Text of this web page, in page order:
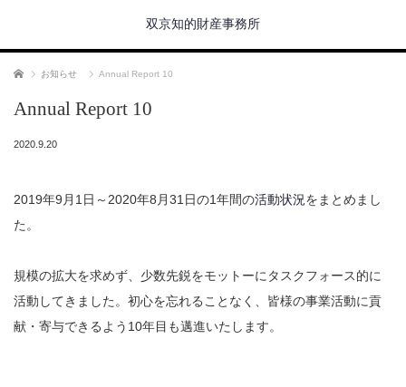
双京知的財産事務所
ホーム お知らせ Annual Report 10
Annual Report 10
2020.9.20
2019年9月1日～2020年8月31日の1年間の活動状況をまとめまし
た。
規模の拡大を求めず、少数先鋭をモットーにタスクフォース的に
活動してきました。初心を忘れることなく、皆様の事業活動に貢
献・寄与できるよう10年目も邁進いたします。